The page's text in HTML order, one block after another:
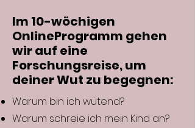
Im 10-wöchigen
OnlineProgramm gehen
wir auf eine
Forschungsreise, um
deiner Wut zu begegnen:
Warum bin ich wütend?
Warum schreie ich mein Kind an?